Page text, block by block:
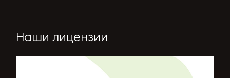
Наши лицензии